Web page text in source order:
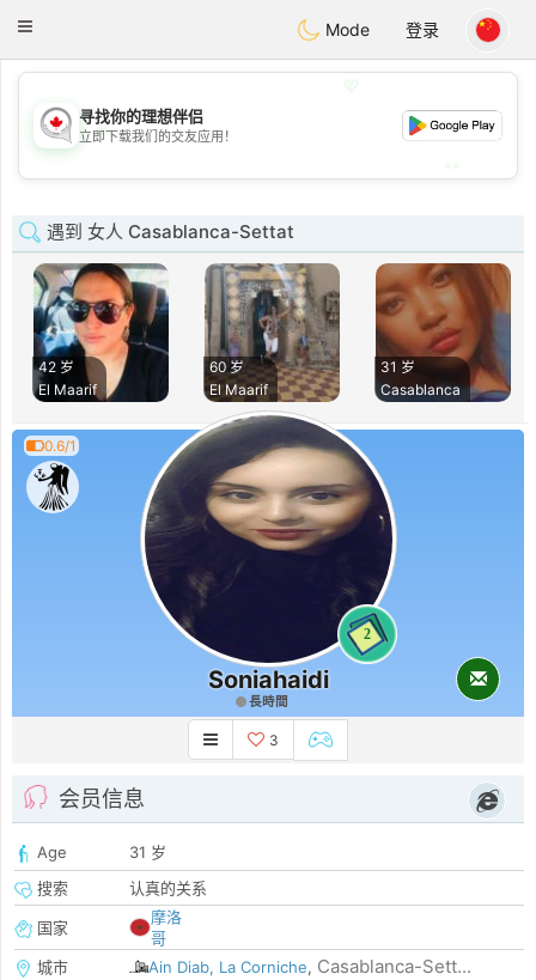
CANADIANchat
Toggle
Mode 登录
💖
💕
寻找你的理想伴侣
立即下载我们的交友应用！
遇到 女人 Casablanca-Settat
42 岁
El Maarif
60 岁
El Maarif
31 岁
Casablanca
0.6/1
2
Soniahaidi
長時間
3
会员信息
Age
31 岁
搜索
认真的关系
国家
摩洛
哥
城市
Ain Diab, La Corniche, Casablanca-Sett...